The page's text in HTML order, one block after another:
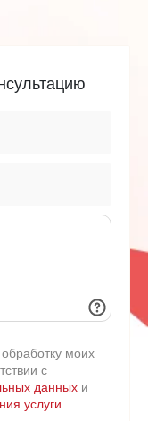
моих
с
данных и
услуги